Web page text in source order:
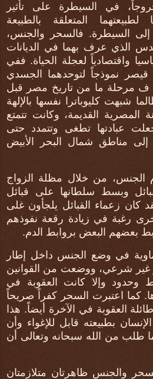
في السيطرة على تأثير
لطبيعتهما المتعلقة بالطبيعة
إلى السيطرة. فالسحر والجنس،
الذي عرف بهما في الديانات
واقتصادياً لعجلة الحياة. ففي
قيصر نموذجاً لتوحدهما الجسدي
ف مرحلة ما من تاريخ مصر قبل
شبهت كليوباترا نفسها بالإلهة
المصرية القديمة، وكانت تتمتع
عبادتها تطغى وتتمدد حتى
إلى مناطق شمال البحر الأبيض
الجنس، من خلال مظلة الزواج
وبسط سلطانها على قبائل
كان زعماء القبائل يلجأون غلى
رغبة في زيادة رقعة نفوذهم
بعضهم البعض بروابط الدم.
في وضع الجنس داخل إطار
غير شرعي، ووضعت من القوانين
وإلا كانت العقوبة في
كما اعتبرت السحر كفراً صريحاً
العقوبة في الآخرة أيضاً. هذا
بطبيعته قابل للإغواء وأن
طلب من الله سبحانه وتعالى أن
والجنس ظاهرتان متلازمتان